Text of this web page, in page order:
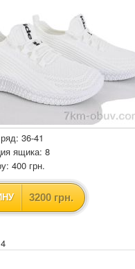
36-41
ящика: 8
400 грн.
3200 грн.